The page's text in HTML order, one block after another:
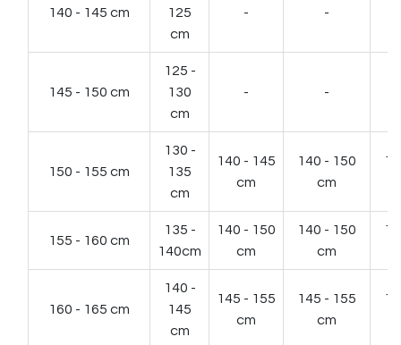
140 - 145 cm
125
cm
- -
145 - 150 cm
125 -
130
cm
- -
150 - 155 cm
130 -
135
cm
140 - 145
cm
140 - 150
cm
155 - 160 cm
135 -
140cm
140 - 150
cm
140 - 150
cm
160 - 165 cm
140 -
145
cm
145 - 155
cm
145 - 155
cm